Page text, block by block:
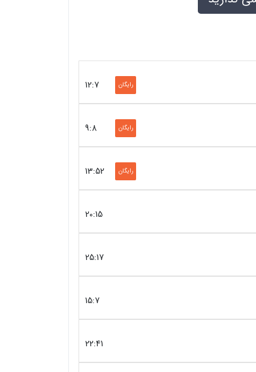
12:7 رایگان
9:8 رایگان
13:52 رایگان
20:15
25:17
15:7
22:41